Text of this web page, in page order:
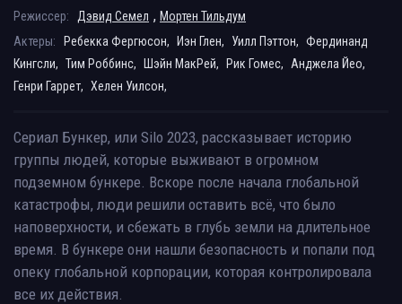
Режиссер: Дэвид Семел , Мортен Тильдум
Актеры:
Ребекка Фергюсон, Иэн Глен, Уилл Пэттон, Фердинанд
Кингсли, Тим Роббинс, Шэйн МакРей, Рик Гомес,
Анджела Йео,
Генри Гаррет, Хелен Уилсон,
Сериал Бункер, или Silo 2023, рассказывает историю
группы людей, которые выживают в огромном
подземном бункере. Вскоре после начала глобальной
катастрофы, люди решили оставить всё, что было
наповерхности, и сбежать в глубь земли на длительное
время. В бункере они нашли безопасность и попали под
опеку глобальной корпорации, которая контролировала
все их действия.